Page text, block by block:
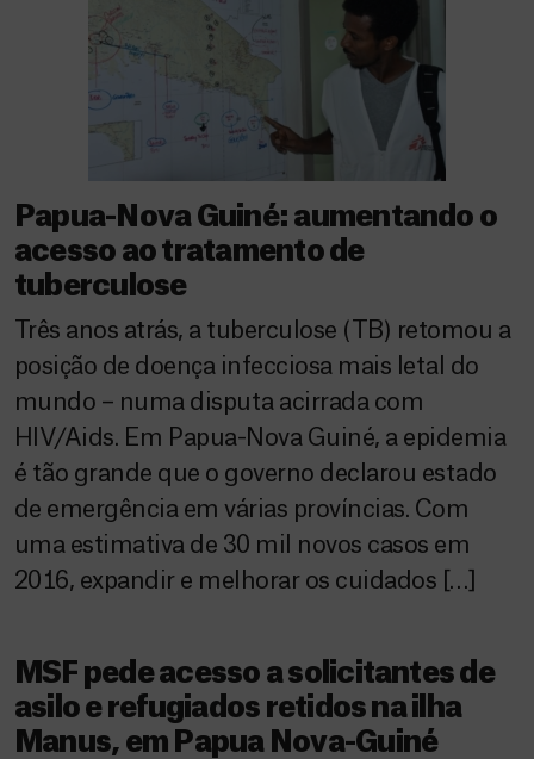
Papua-Nova Guiné: aumentando o
acesso ao tratamento de
tuberculose
Três anos atrás, a tuberculose (TB) retomou a
posição de doença infecciosa mais letal do
mundo – numa disputa acirrada com
HIV/Aids. Em Papua-Nova Guiné, a epidemia
é tão grande que o governo declarou estado
de emergência em várias províncias. Com
uma estimativa de 30 mil novos casos em
2016, expandir e melhorar os cuidados […]
MSF pede acesso a solicitantes de
asilo e refugiados retidos na ilha
Manus, em Papua Nova-Guiné